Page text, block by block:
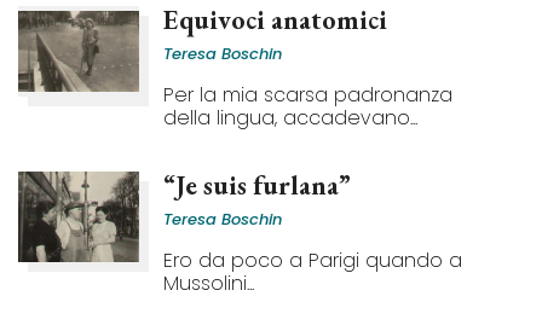
Equivoci anatomici
Teresa Boschin
Per la mia scarsa padronanza
della lingua, accadevano...
“Je suis furlana”
Teresa Boschin
Ero da poco a Parigi quando a
Mussolini...